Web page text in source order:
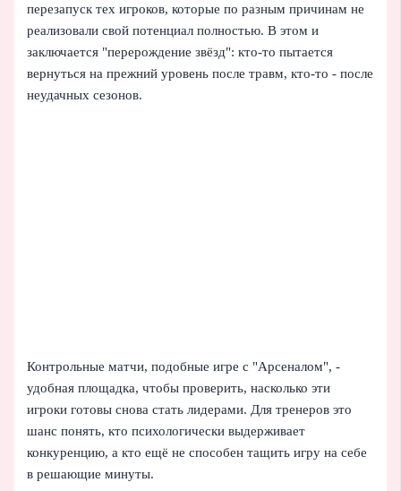
перезапуск тех игроков, которые по разным причинам не
реализовали свой потенциал полностью. В этом и
заключается "перерождение звёзд": кто-то пытается
вернуться на прежний уровень после травм, кто-то - после
неудачных сезонов.
Контрольные матчи, подобные игре с "Арсеналом", -
удобная площадка, чтобы проверить, насколько эти
игроки готовы снова стать лидерами. Для тренеров это
шанс понять, кто психологически выдерживает
конкуренцию, а кто ещё не способен тащить игру на себе
в решающие минуты.